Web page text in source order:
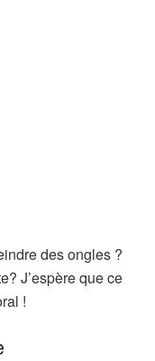
des ongles ?
J’espère que ce
!